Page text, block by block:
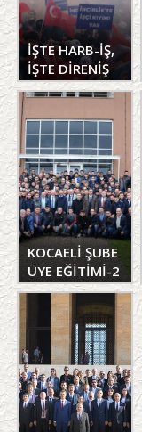
İŞTE HARB-İŞ,
İŞTE DİRENİŞ
KOCAELİ ŞUBE
ÜYE EĞİTİMİ-2